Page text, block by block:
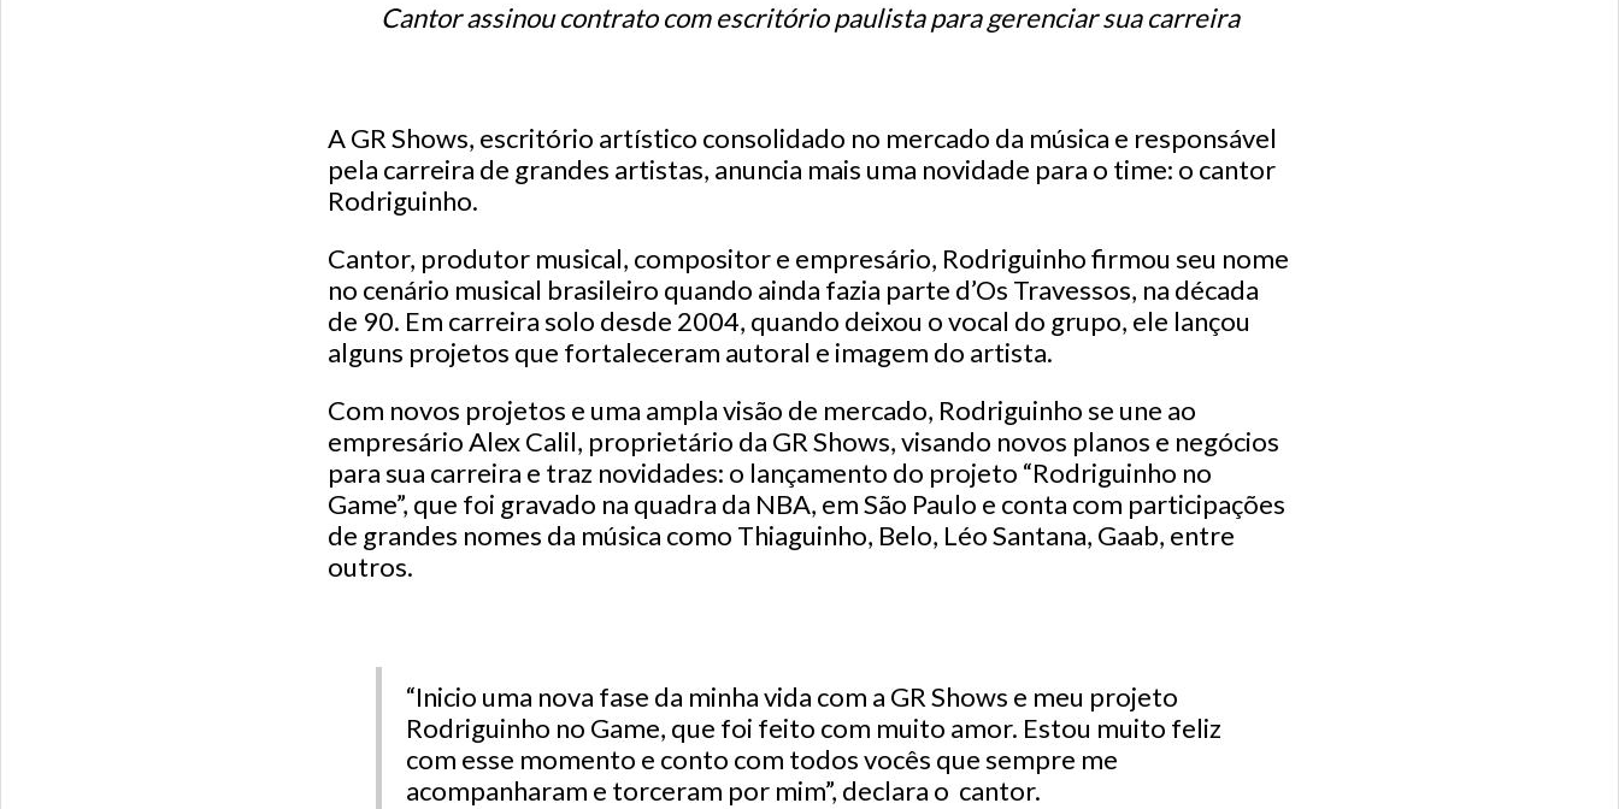
Cantor assinou contrato com escritório paulista para gerenciar sua carreira
A GR Shows, escritório artístico consolidado no mercado da música e responsável
pela carreira de grandes artistas, anuncia mais uma novidade para o time: o cantor
Rodriguinho.
Cantor, produtor musical, compositor e empresário, Rodriguinho firmou seu nome
no cenário musical brasileiro quando ainda fazia parte d’Os Travessos, na década
de 90. Em carreira solo desde 2004, quando deixou o vocal do grupo, ele lançou
alguns projetos que fortaleceram autoral e imagem do artista.
Com novos projetos e uma ampla visão de mercado, Rodriguinho se une ao
empresário Alex Calil, proprietário da GR Shows, visando novos planos e negócios
para sua carreira e traz novidades: o lançamento do projeto “Rodriguinho no
Game”, que foi gravado na quadra da NBA, em São Paulo e conta com participações
de grandes nomes da música como Thiaguinho, Belo, Léo Santana, Gaab, entre
outros.
“Inicio uma nova fase da minha vida com a GR Shows e meu projeto
Rodriguinho no Game, que foi feito com muito amor. Estou muito feliz
com esse momento e conto com todos vocês que sempre me
acompanharam e torceram por mim”, declara o cantor.